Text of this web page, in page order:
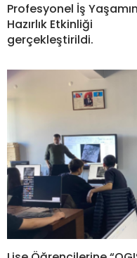
Profesyonel İş
Hazırlık Etkinliği
gerçekleştirildi.